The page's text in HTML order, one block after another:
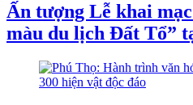
Ấn tượng Lễ khai
màu du lịch Đất Tổ”